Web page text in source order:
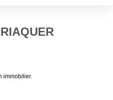
immobilier.